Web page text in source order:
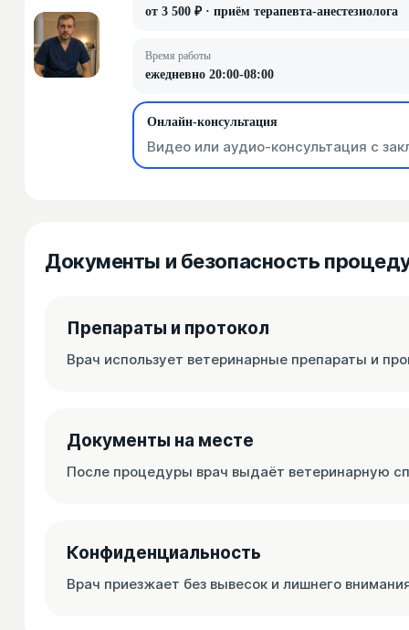
от 3 500 ₽ · приём терапевта-анестезиолога
Время работы
ежедневно 20:00-08:00
Онлайн-консультация
Видео или аудио-консультация с
Документы и безопасность
Препараты и протокол
Врач использует ветеринарные препараты и
Документы на месте
После процедуры врач выдаёт ветеринарную
Конфиденциальность
Врач приезжает без вывесок и лишнего